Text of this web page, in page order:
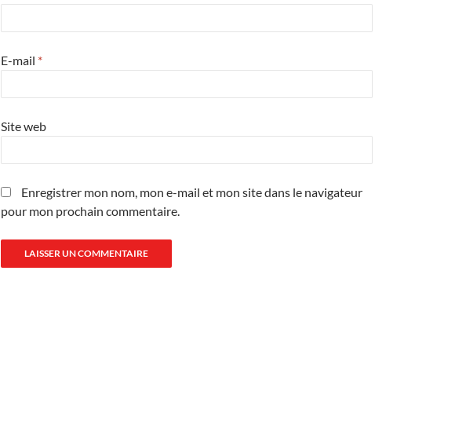
E-mail *
Site web
Enregistrer mon nom, mon e-mail et mon site dans le navigateur
pour mon prochain commentaire.